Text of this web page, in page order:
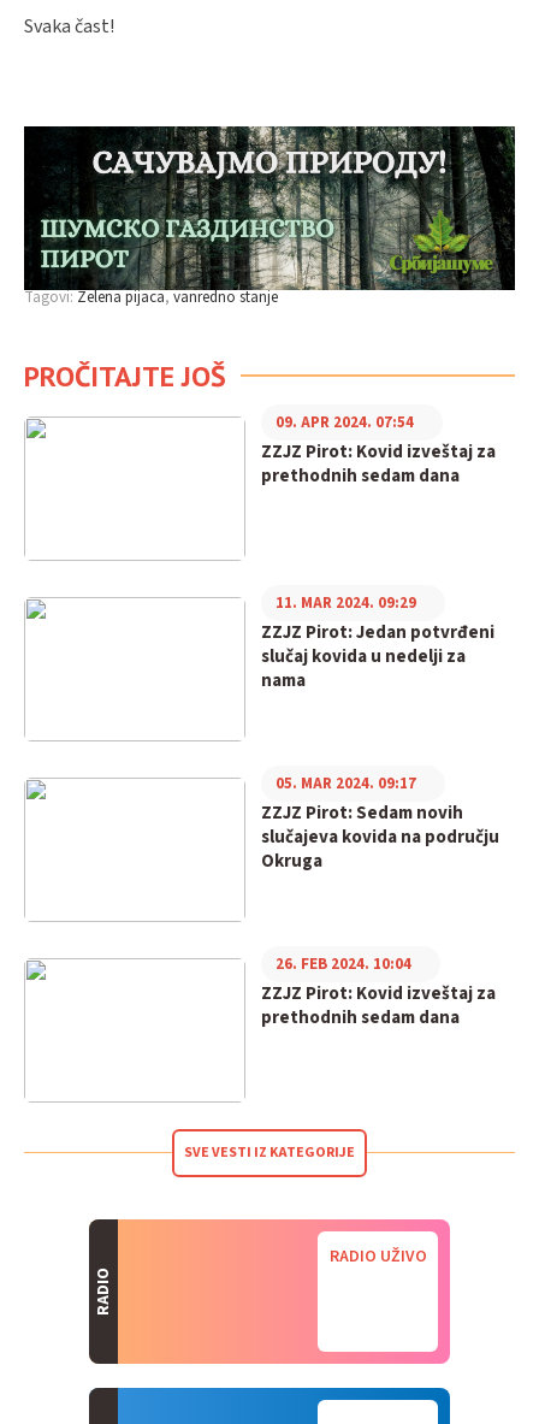
Svaka čast!
Tagovi:Zelena pijaca vanredno stanje
PROČITAJTE JOŠ
ZZJZ Pirot: Kovid izveštaj za
prethodnih sedam dana
09. APR 2024. 07:54
ZZJZ Pirot: Jedan potvrđeni
slučaj kovida u nedelji za
nama
11. MAR 2024. 09:29
ZZJZ Pirot: Sedam novih
slučajeva kovida na području
Okruga
05. MAR 2024. 09:17
ZZJZ Pirot: Kovid izveštaj za
prethodnih sedam dana
26. FEB 2024. 10:04
SVE VESTI IZ KATEGORIJE
RADIO
RADIO UŽIVO